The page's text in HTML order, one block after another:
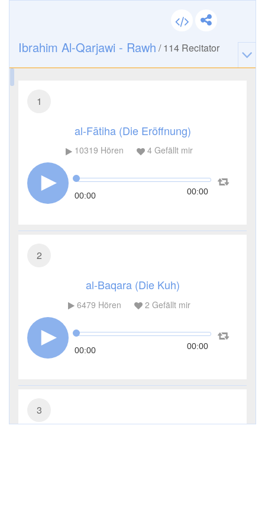
Ibrahim Al-Qarjawi - Rawh /114 Recitator
1
al-Fātiha (Die Eröffnung)
10319 Hören 4Gefällt mir
00:00 00:00
2
al-Baqara (Die Kuh)
6479 Hören 2 Gefällt mir
00:00 00:00
3